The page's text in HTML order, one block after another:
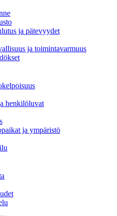
ja pätevyydet
ja toimintavarmuus
henkilöluvat
ja ympäristö